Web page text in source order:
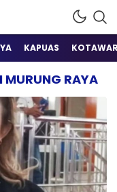
KAPUAS
RAYA